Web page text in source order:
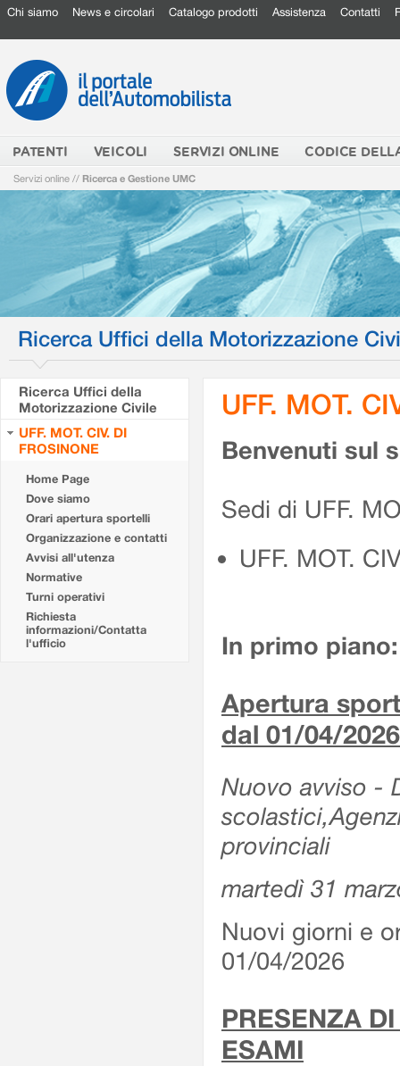
Chi siamo News e circolari Catalogo prodotti Assistenza Contatti
PATENTI VEICOLI SERVIZI ONLINE CODICE
Servizi online // Ricerca e Gestione UMC
Ricerca Uffici della Motorizzazione
Ricerca Uffici della
Motorizzazione Civile
UFF. MOT. CIV. DI
FROSINONE
Home Page
Dove siamo
Orari apertura sportelli
Organizzazione e contatti
Avvisi all'utenza
Normative
Turni operativi
Richiesta
informazioni/Contatta
l'ufficio
UFF. MOT.
Benvenuti sul
Sedi di UFF.
UFF. MOT.
In primo piano:
Apertura
dal 01/04/2026
Nuovo avviso -
provinciali
martedì 31
Nuovi giorni e
01/04/2026
PRESENZA
ESAMI